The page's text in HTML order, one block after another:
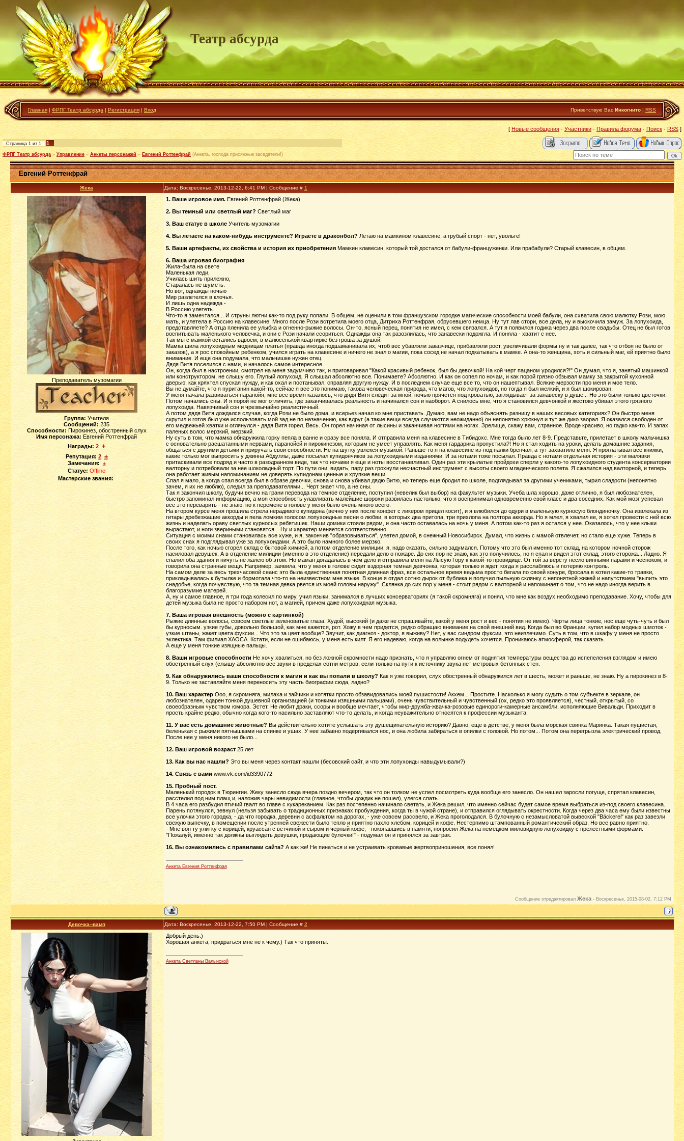
Театр абсурда
Главная | ФРПГ Театр абсурда | Регистрация | Вход Приветствую Вас Инкогнито | RSS
[ Новые сообщения · Участники · Правила форума·Поиск · RSS]
Страница 1 из 1 1
ФРПГ Театр абсурда » Управление » Анкеты персонажей » Евгений Роттенфрай (Анкета, господа присяжные заседатели!)
Евгений Роттенфрай
Жека Дата: Воскресенье, 2013-12-22, 6:41 PM | Сообщение # 1
Преподаватель музомагии
Группа:Учителя
Сообщений: 235
Способности:Пирокинез, обостренный слух
Имя персонажа: Евгений Роттенфрай
Награды: 2 +
Репутация: 2 ±
Замечания: ±
Статус: Offline
Мастерские звания:
1. Ваше игровое имя.Евгений Роттенфрай (Жека)
2. Вы темный или светлый маг? Светлый маг
3. Ваш статус в школеУчитель музомагии
4. Вы летаете на каком-нибудь инструменте? Играете в драконбол? Летаю на мамкином клавесине, а грубый спорт - нет, увольте!
5. Ваши артефакты, их свойства и история их приобретенияМамкин клавесин, который той достался от бабули-француженки. Или прабабули? Старый клавесин, в общем
6. Ваша игровая биография
Жила-была на свете
Маленькая леди,
Училась шить прилежно,
Старалась не шуметь.
Но вот, однажды ночью
Мир разлетелся в клочья.
И лишь одна надежда -
В Россию улететь.
Что-то я замечтался... И струны лютни как-то под руку попали. В общем, не оценили в том французском городке магические способности моей бабули, она схватила свою малютку Рози, мою
мать, и улетела в Россию на клавесине. Много после Рози встретила моего отца, Дитриха Роттенфрая, обрусевшего немца. Ну тут лав стори, все дела, ну и выскочила замуж. За лопухоида,
представляете? А отца пленила ее улыбка и огненно-рыжие волосы. Он-то, ясный перец, понятия не имел, с кем связался. А тут я появился годика через два после свадьбы. Отец не был готов
воспитывать маленького человечка, и они с Рози начали ссориться. Однажды она так разозлилась, что занавески подожгла. И поняла - хватит с нее.
Так мы с мамкой остались вдвоем, в малюсенькой квартирке без гроша за душой.
Мамка шила лопухоидным модницам платья (правда иногда подшаманивала их, чтоб вес убавляли заказчице, прибавляли рост, увеличивали формы ну и так далее, так что отбоя не было от
заказов), а я рос спокойным ребенком, учился играть на клавесине и ничего не знал о магии, пока сосед не начал подкатывать к мамке. А она-то женщина, хоть и сильный маг, ей приятно было
внимание. И еще она подумала, что мальчишке нужен отец.
Дядя Витя поселился с нами, и началось самое интересное.
Он, когда был в настроении, смотрел на меня задумчиво так, и приговаривал "Какой красивый ребенок, был бы девочкой! На кой черт пацаном уродился?!" Он думал, что я, занятый машинкой
или конструктором, не слышу его. Глупый лопухоид. Я слышал абсолютно все. Понимаете? Абсолютно. И как он сопел по ночам, и как порой грязно обзывал мамку за закрытой кухонной
дверью, как кряхтел спуская нужду, и как охал и постанывал, справляя другую нужду. И в последнем случае еще все то, что он нашептывал. Всякие мерзости про меня и мое тело.
Вы не думайте, что я пуританин какой-то, сейчас я все это понимаю, такова человеческая природа, что магов, что лопухоидов, но тогда я был мелкий, и я был шокирован.
У меня начала развиваться паранойя, мне все время казалось, что дядя Витя следит за мной, ночью прячется под кроватью, заглядывает за занавеску в душе... Но это были только цветочки.
Потом начались сны. И я порой не мог отличить, где заканчивалась реальность и начинался сон и наоборот. А снилось мне, что я становился девчонкой и жестоко убивал этого грязного
лопухоида. Навязчивый сон и чрезвычайно реалистичный.
А потом дядя Витя дождался случая, когда Рози не было дома, и всерьез начал ко мне приставать. Думаю, вам не надо объяснять разницу в наших весовых категориях? Он быстро меня
скрутил и готов был уже использовать мой зад не по назначению, как вдруг (а такие вещи всегда случаются неожиданно) он непонятно хрюкнул и тут же дико заорал. Я оказался свободен от
его медвежьей хватки и оглянулся - дядя Витя горел. Весь. Он горел начиная от лысины и заканчивая ногтями на ногах. Зрелище, скажу вам, странное. Вроде красиво, но гадко как-то. И запах
паленых волос мерзкий, мерзкий.
Ну суть в том, что мамка обнаружила горку пепла в ванне и сразу все поняла. И отправила меня на клавесине в Тибидохс. Мне тогда было лет 8-9. Представьте, прилетает в школу мальчишка
с основательно расшатанными нервами, паранойей и пирокинезом, которым не умеет управлять. Как меня гардарика пропустила?! Но я стал ходить на уроки, делать домашние задания,
общаться с другими детьми и приручать свои способности. Не на шутку увлекся музыкой. Раньше-то я на клавесине из-под палки бренчал, а тут захватило меня. Я проглатывал все книжки,
какие только мог выпросить у джинна Абдуллы, даже посылал купидончиков за лопухоидными изданиями. И за нотами тоже посылал. Правда с нотами отдельная история - эти малявки
притаскивали все подряд и часто в разодранном виде, так что ночами я еще и ноты восстанавливал. Один раз эти крылатые пройдохи сперли у какого-то лопухоидного студента консерватории
валторну и потребовали за нее шоколадный торт. По пути они, видать, пару раз грохнули несчастный инструмент с высоты своего младенческого полета. Я сжалился над валторной, и теперь
она работает живым напоминанием не доверять купидонам ценные и хрупкие вещи.
Спал я мало, а когда спал всегда был в образе девочки, снова и снова убивал дядю Витю, но теперь еще бродил по школе, подглядывал за другими учениками, тырил сладости (непонятно
зачем, я их не люблю), следил за преподавателями... Черт знает что, а не сны.
Так я закончил школу, будучи вечно на грани перевода на темное отделение, поступил (невелик был выбор) на факультет музыки. Учеба шла хорошо, даже отлично, я был любознателен,
быстро запоминал информацию, а моя способность улавливать малейшие шорохи развилась настолько, что я воспринимал одновременно свой класс и два соседних. Как мой мозг успевал
все это переварить - не знаю, но к перемене в голове у меня было очень много всего.
На втором курсе меня прошила стрела нерадивого купидона (вечно у них после конфет с ликером прицел косит), и я влюбился до одури в маленькую курносую блондиночку. Она извлекала из
гитары дребезжащие аккорды и пела ломким голосом лопухоидные песни о любви, в которых два притопа, три прихлопа на полтора аккорда. Но я млел, я хвалил ее, я хотел провести с ней всю
жизнь и наделать ораву светлых курносых ребятишек. Наши домики стояли рядом, и она часто оставалась на ночь у меня. А потом как-то раз я остался у нее. Оказалось, что у нее клыки
вырастают, и ноги звериными становятся... Ну и характер меняется соответственно.
Ситуация с моими снами становилась все хуже, и я, закончив "образовываться", улетел домой, в снежный Новосибирск. Думал, что жизнь с мамой отвлечет, но стало еще хуже. Теперь в
своих снах я подглядывал уже за лопухоидами. А это было намного более мерзко.
После того, как ночью сгорел склад с бытовой химией, а потом отделение милиции, я, надо сказать, сильно задумался. Потому что это был именно тот склад, на котором ночной сторож
насиловал девушек. А в отделение милиции (именно в это отделение) передали дело о пожаре. До сих пор не знаю, как это получилось, но я спал и видел этот склад, этого сторожа... Ладно. Я
спалил оба здания и ничуть не жалею об этом. Но маман догадалась в чем дело и отправила меня на Лысую Гору к какой-то провидице. От той за версту несло винными парами и чесноком, и
говорила она странные вещи. Например, заявила, что у меня в голове сидит вздорная темная девчонка, которая только и ждет, когда я расслаблюсь и потеряю контроль.
На самом деле за весь трехчасовой сеанс это была единственная понятная длинная фраз, все остальное время ведьма просто бегала по своей конуре, бросала в котел какие-то травки,
прикладывалась к бутылке и бормотала что-то на неизвестном мне языке. В конце я отдал сотню дырок от бублика и получил пыльную склянку с непонятной жижей и напутствием "выпить это
снадобье, когда почувствую, что та темная девка рвется из моей головы наружу". Склянка до сих пор у меня - стоит рядом с валторной и напоминает о том, что не надо иногда верить в
благоразумие матерей.
А, ну и самое главное, я три года колесил по миру, учил языки, занимался в лучших консерваториях (я такой скромняга) и понял, что мне как воздух необходимо преподавание. Хочу, чтобы для
детей музыка была не просто набором нот, а магией, причем даже лопухоидная музыка.
7. Ваша игровая внешность (можно с картинкой)
Рыжие длинные волосы, совсем светлые зеленоватые глаза. Худой, высокий (и даже не спрашивайте, какой у меня рост и вес - понятия не имею). Черты лица тонкие, нос еще чуть-чуть и был
бы курносым. узкие губы, довольно большой, как мне кажется, рот. Хожу в чем придется, редко обращаю внимание на свой внешний вид. Когда был во Франции, купил набор модных шмоток -
узкие штаны, жакет цвета фуксии... Что это за цвет вообще? Звучит, как диагноз - доктор, я выживу? Нет, у вас синдром фуксии, это неизлечимо. Суть в том, что в шкафу у меня не просто
эклектика. Там филиал ХАОСА. Кстати, если не ошибаюсь, у меня есть килт. Я его надеваю, когда на волынке подудеть хочется. Проникаюсь атмосферой, так сказать.
А еще у меня тонкие изящные пальцы.
8. Ваши игровые способности Не хочу хвалиться, но без ложной скромности надо признать, что я управляю огнем от поднятия температуры вещества до испепеления взглядом и имею
обостренный слух (слышу абсолютно все звуки в пределах сотни метров, если только на пути к источнику звука нет метровых бетонных стен.
9. Как обнаружились ваши способности к магии и как вы попали в школу? Как я уже говорил, слух обостренный обнаружился лет в шесть, может и раньше, не знаю. Ну а пирокинез в 8-
9. Только не заставляйте меня переносить эту часть биографии сюда, ладно?
10. Ваш характерОоо, я скромняга, милаха и зайчики и котятки просто обзавидовались моей пушистости! Акхем... Простите. Насколько я могу судить о том субъекте в зеркале, он
любознателен, одарен тонкой душевной организацией (и тонкими изящными пальцами), очень чувствительный и чувственный (ох, редко это проявляется), честный, открытый, со
своеобразным чувством юмора. Эстет. Не любит драки, ссоры и вообще мечтает, чтобы мир-дружба-жвачка-розовые единороги-камерные ансамбли, исполняющие Вивальди. Приходит в
ярость крайне редко, обычно когда кого-то насильно заставляют что-то делать, и когда неуважительно относятся к профессии музыканта.
11. У вас есть домашние животные? Вы действительно хотите услышать эту душещипательную историю? Давно, еще в детстве, у меня была морская свинка Маринка. Такая пушистая,
беленькая с рыжими пятнышками на спинке и ушах. У нее забавно подергивался нос, и она любила забираться в опилки с головой. Но потом... Потом она перегрызла электрический провод.
После нее у меня никого не было...
12. Ваш игровой возраст25 лет
13. Как вы нас нашли? Это вы меня через контакт нашли (бесовский сайт, и что эти лопухоиды навыдумывали?)
14. Связь с вами www.vk.com/id3390772
15. Пробный пост.
Маленький городок в Тюрингии. Жеку занесло сюда вчера поздно вечером, так что он толком не успел посмотреть куда вообще его занесло. Он нашел заросли погуще, спрятал клавесин,
расстелил под ним плащ и, наложив чары невидимости (главное, чтобы дождик не пошел), улегся спать.
В 4 часа его разбудил птичий гвалт во главе с кукареканием. Как раз постепенно начинало светать, и Жека решил, что именно сейчас будет самое время выбраться из-под своего клавесина.
Парень потянулся, зевнул (нельзя забывать о традиционных признаках пробуждения, когда ты в чужой стране), и отправился оглядывать окрестности. Когда через два часа ему были известны
все улочки этого городка, - да что городка, деревни с асфальтом на дорогах, - уже совсем рассвело, и Жека проголодался. В булочную с незамысловатой вывеской "Bäckerei" как раз завезли
свежую выпечку, в помещении после утренней свежести было тепло и приятно пахло хлебом, корицей и кофе. Нестерпимо штампованный романтический образ. Но все равно приятно.
- Мне вон ту улитку с корицей, круассан с ветчиной и сыром и черный кофе, - покопавшись в памяти, попросил Жека на немецком миловидную лопухоидку с прелестными формами.
"Пожалуй, именно так должны выглядеть девушки, продающие булочки!" - подумал он и принялся за завтрак.
16. Вы ознакомились с правилами сайта? А как же! Не пинаться и не устраивать кровавые жертвоприношения, все понял!
Анкета Евгения Роттенфрая
Сообщение отредактировал Жека- Воскресенье, 2015-08-02, 7:12 PM
Девочка--вамп Дата: Воскресенье, 2013-12-22, 7:50 PM | Сообщение # 2
Добрый день.)
Хорошая анкета, придраться мне не к чему.) Так что приняты.
Анкета Светланы Валынской